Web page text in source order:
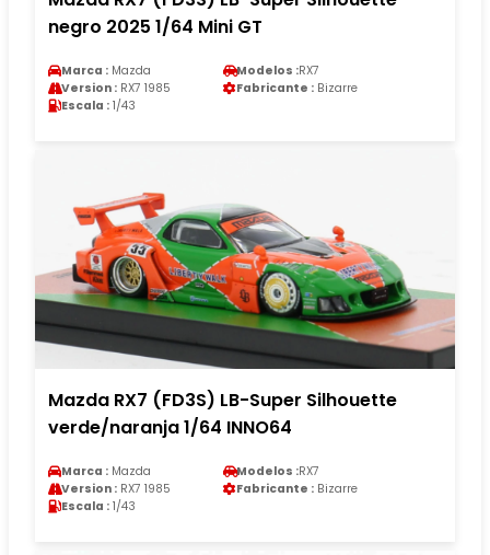
negro 2025 1/64 Mini GT
Marca : Mazda Modelos :RX7
Version : RX7 1985 Fabricante : Bizarre
Escala : 1/43
Mazda RX7 (FD3S) LB-Super Silhouette
verde/naranja 1/64 INNO64
Marca : Mazda Modelos :RX7
Version : RX7 1985 Fabricante : Bizarre
Escala : 1/43